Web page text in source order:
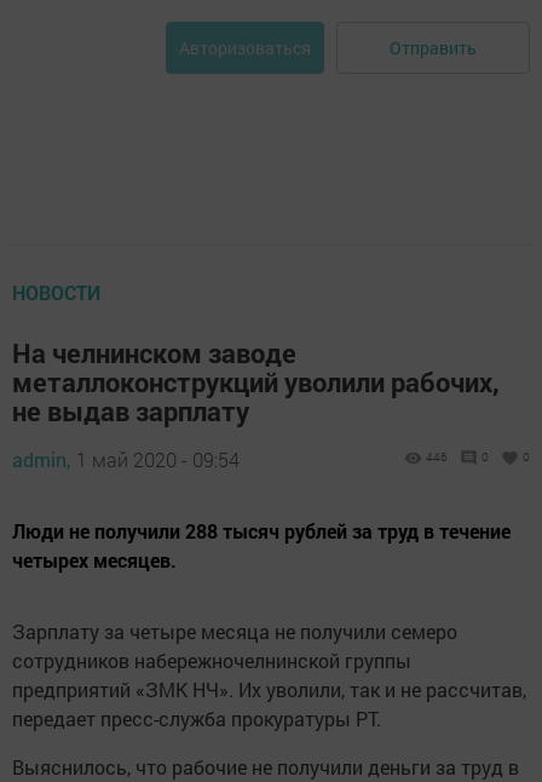
Авторизоваться Отправить
НОВОСТИ
На челнинском заводе
металлоконструкций уволили рабочих,
не выдав зарплату
admin, 1 май 2020 - 09:54 446 0 0
Люди не получили 288 тысяч рублей за труд в течение
четырех месяцев.
Зарплату за четыре месяца не получили семеро
сотрудников набережночелнинской группы
предприятий «ЗМК НЧ». Их уволили, так и не рассчитав,
передает пресс-служба прокуратуры РТ.
Выяснилось, что рабочие не получили деньги за труд в